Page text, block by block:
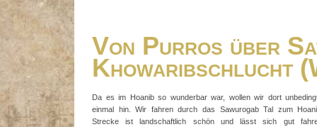
Von Purros über
Khowaribschlucht
Da es im Hoanib so wunderbar war, wollen wir dort
einmal hin. Wir fahren durch das Sawurogab Tal zum
Strecke ist landschaftlich schön und lässt sich gut